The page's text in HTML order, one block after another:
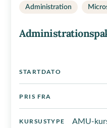
Administration
STARTDATO
PRIS FRA
KURSUSTYPE AMU-